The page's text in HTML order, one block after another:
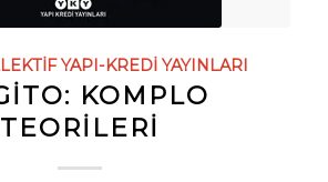
YAPI-KREDI YAYINLARI
KOMPLO
TEORILERI